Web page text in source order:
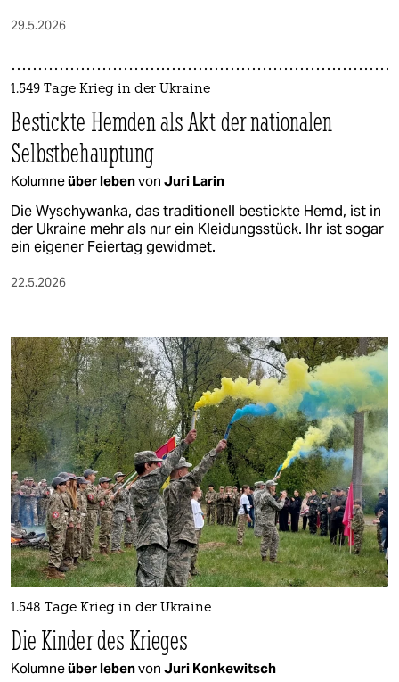
29.5.2026
1.549 Tage Krieg in der Ukraine
Bestickte Hemden als Akt der nationalen
Selbstbehauptung
Kolumneüber lebenvon Juri Larin
Die Wyschywanka, das traditionell bestickte Hemd, ist in
der Ukraine mehr als nur ein Kleidungsstück. Ihr ist sogar
ein eigener Feiertag gewidmet.
22.5.2026
1.548 Tage Krieg in der Ukraine
Die Kinder des Krieges
Kolumneüber lebenvon Juri Konkewitsch